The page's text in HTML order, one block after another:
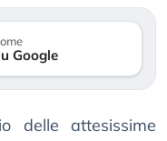
Google
delle attesissime